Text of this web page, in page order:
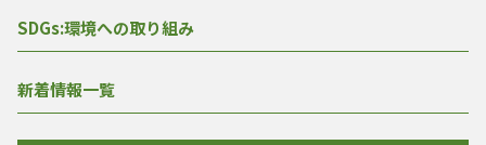
SDGs:環境への取り組み
新着情報一覧